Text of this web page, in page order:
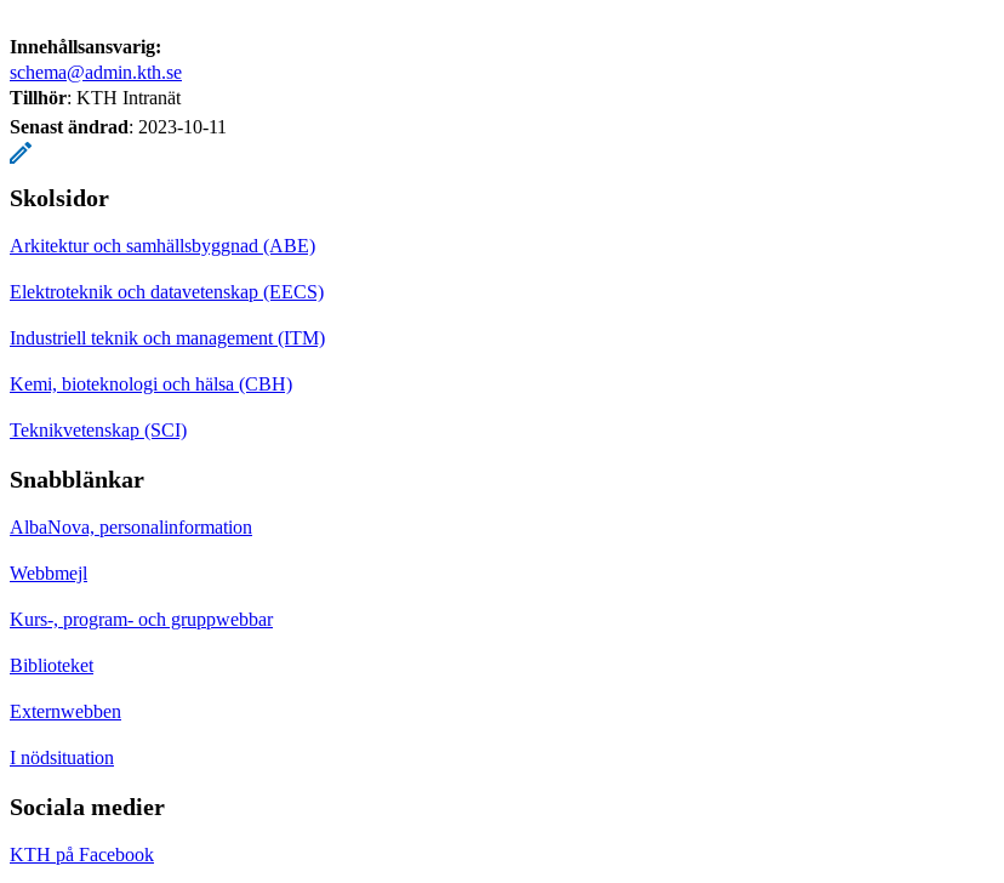
Innehållsansvarig:
schema@admin.kth.se
Tillhör: KTH Intranät
Senast ändrad: 2023-10-11
Skolsidor
Arkitektur och samhällsbyggnad (ABE)
Elektroteknik och datavetenskap (EECS)
Industriell teknik och management (ITM)
Kemi, bioteknologi och hälsa (CBH)
Teknikvetenskap (SCI)
Snabblänkar
AlbaNova, personalinformation
Webbmejl
Kurs-, program- och gruppwebbar
Biblioteket
Externwebben
I nödsituation
Sociala medier
KTH på Facebook